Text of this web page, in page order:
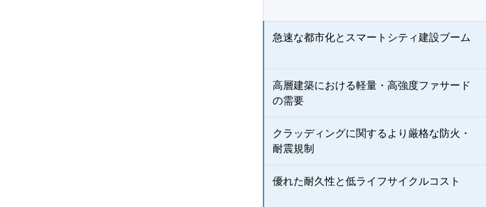
急速な都市化とスマートシティ建設ブーム
高層建築における軽量・高強度ファサード
の需要
クラッディングに関するより厳格な防火・
耐震規制
優れた耐久性と低ライフサイクルコスト